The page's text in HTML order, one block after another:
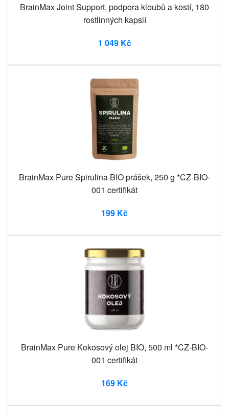
BrainMax Joint Support, podpora kloubů a kostí, 180
rostlinných kapslí
1 049 Kč
BrainMax Pure Spirulina BIO prášek, 250 g *CZ-BIO-
001 certifikát
199 Kč
BrainMax Pure Kokosový olej BIO, 500 ml *CZ-BIO-
001 certifikát
169 Kč